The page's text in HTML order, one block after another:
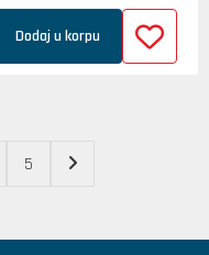
Dodaj u korpu
5